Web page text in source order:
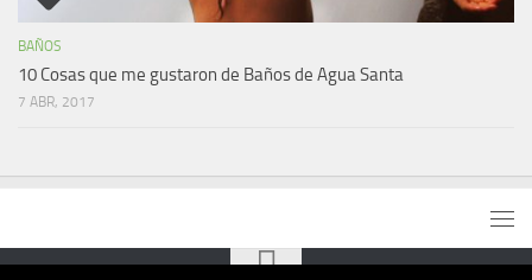
BAÑOS
10 Cosas que me gustaron de Baños de Agua Santa
7 ABR, 2017